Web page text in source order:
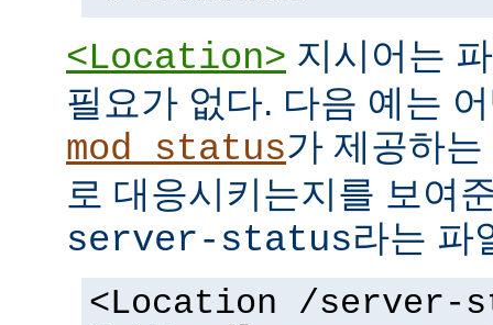
<Location> 지시어는
필요가 없다. 다음 예는
mod_status가 제공하
로 대응시키는지를 보여
server-status라는 파
<Location /server-